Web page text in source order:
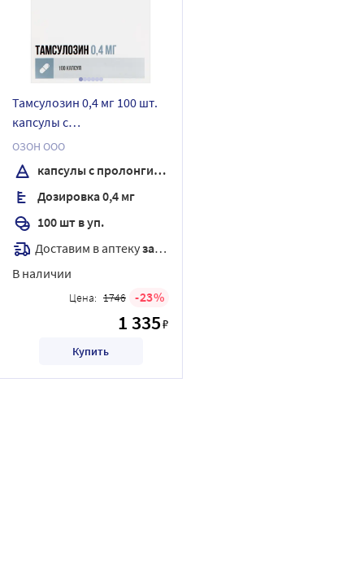
Тамсулозин 0,4 мг 100 шт.
капсулы с
пролонгированным
высвобождением
ОЗОН ООО
капсулы с пролонгированным высвобождением
Дозировка 0,4 мг
100 шт в уп.
Доставим в аптекузавтра
В наличии
Цена: 1746 23
1 335₽
Купить